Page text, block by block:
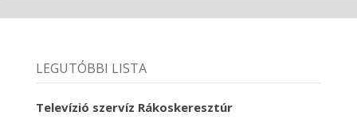
LEGUTÓBBI LISTA
Televízió szervíz Rákoskeresztúr